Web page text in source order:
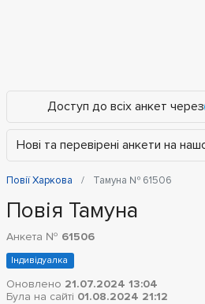
Доступ до всіх анкет через
Нові та перевірені анкети на
Повії Харкова Тамуна № 61506
Повія Тамуна
Анкета № 61506
Індивідуалка
Оновлено 21.07.2024 13:04
Була на сайті 01.08.2024 21:12